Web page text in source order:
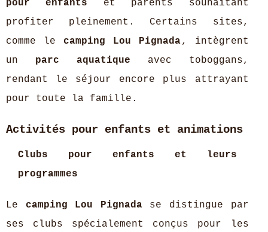
pour enfants et parents souhaitant
profiter pleinement. Certains sites,
comme lecamping Lou Pignada, intègrent
un parc aquatique avec toboggans,
rendant le séjour encore plus attrayant
pour toute la famille.
Activités pour enfants et animations
Clubs pour enfants et leurs
programmes
Le camping Lou Pignadase distingue par
ses clubs spécialement conçus pour les